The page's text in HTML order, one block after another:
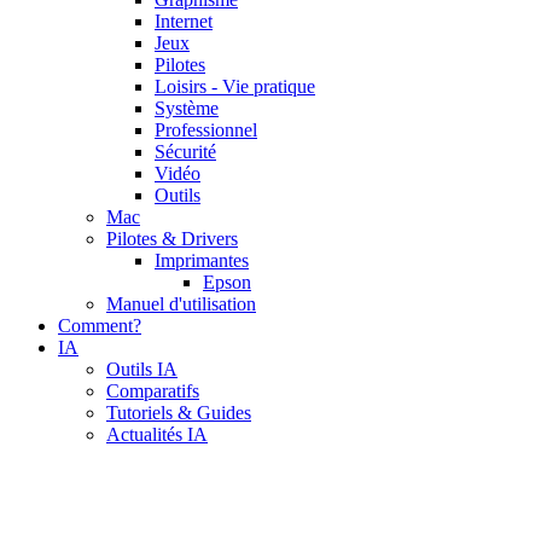
Internet
Jeux
Pilotes
Loisirs - Vie pratique
Système
Professionnel
Sécurité
Vidéo
Outils
Mac
Pilotes & Drivers
Imprimantes
Epson
Manuel d'utilisation
Comment?
IA
Outils IA
Comparatifs
Tutoriels & Guides
Actualités IA